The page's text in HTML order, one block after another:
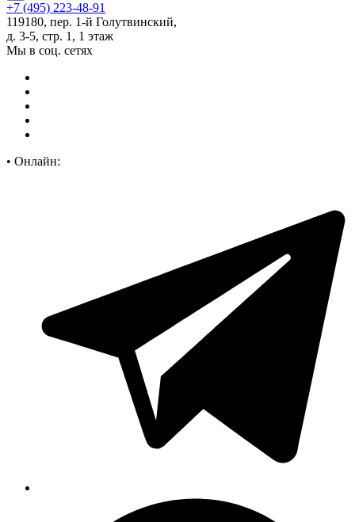
+7 (495) 223-48-91
119180, пер. 1-й Голутвинский,
д. 3-5, стр. 1, 1 этаж
Мы в соц. сетях
• Онлайн: